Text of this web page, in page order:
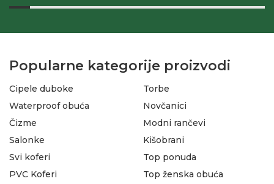
Popularne kategorije proizvodi
Cipele duboke
Waterproof obuća
Čizme
Salonke
Torbe
Novčanici
Modni rančevi
Kišobrani
Svi koferi
PVC Koferi
Top ponuda
Top ženska obuća